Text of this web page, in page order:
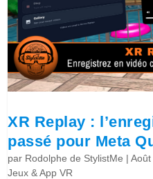
XR Replay :
passé pour Meta
par Rodolphe de StylistMe |
Jeux & App VR